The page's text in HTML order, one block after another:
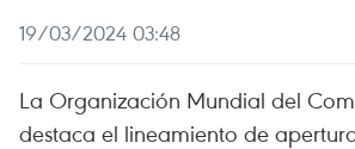
19/03/2024 03:48
La Organización Mundial del
destaca el lineamiento de